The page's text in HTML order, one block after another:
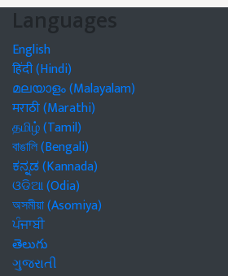
Languages
English
हिंदी (Hindi)
മലയാളം (Malayalam)
मराठी (Marathi)
தமிழ் (Tamil)
বাঙালি (Bengali)
ಕನ್ನಡ (Kannada)
ଓଡିଆ (Odia)
অসমীয়া (Asomiya)
ਪੰਜਾਬੀ
తెలుగు
ગુજરાતી